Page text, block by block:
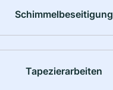
Schimmelbeseitigung
Tapezierarbeiten